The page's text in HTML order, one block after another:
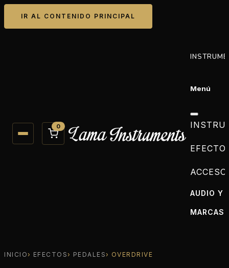
IR AL CONTENIDO PRINCIPAL
0
Menú
AUDIO Y
MARCAS
INICIO EFECTOS PEDALES OVERDRIVE